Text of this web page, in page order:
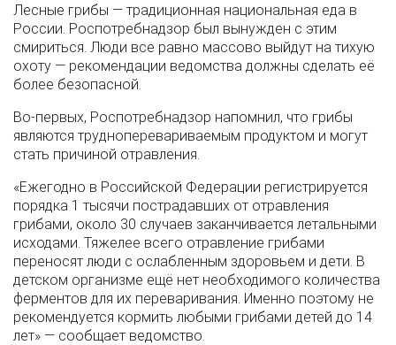
Лесные грибы — традиционная национальная еда в
России. Роспотребнадзор был вынужден с этим
смириться. Люди все равно массово выйдут на тихую
охоту — рекомендации ведомства должны сделать её
более безопасной.
Во-первых, Роспотребнадзор напомнил, что грибы
являются трудноперевариваемым продуктом и могут
стать причиной отравления.
«Ежегодно в Российской Федерации регистрируется
порядка 1 тысячи пострадавших от отравления
грибами, около 30 случаев заканчивается летальными
исходами. Тяжелее всего отравление грибами
переносят люди с ослабленным здоровьем и дети. В
детском организме ещё нет необходимого количества
ферментов для их переваривания. Именно поэтому не
рекомендуется кормить любыми грибами детей до 14
лет» — сообщает ведомство.